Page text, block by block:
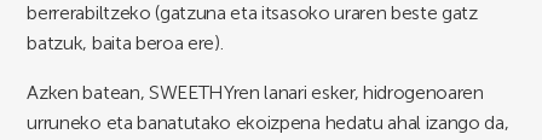
berrerabiltzeko (gatzuna eta itsasoko uraren beste gatz
batzuk, baita beroa ere).
Azken batean, SWEETHYren lanari esker, hidrogenoaren
urruneko eta banatutako ekoizpena hedatu ahal izango da,